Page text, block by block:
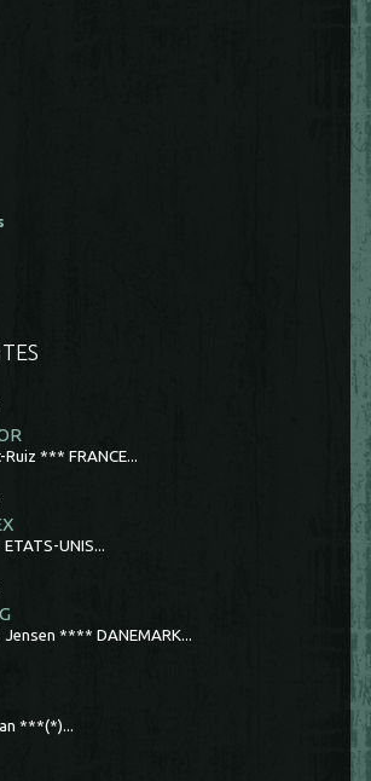
*** FRANCE...
UNIS...
**** DANEMARK...
***(*)...